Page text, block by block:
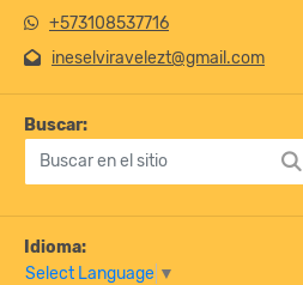
+573108537716
ineselviravelezt@gmail.com
Buscar:
Idioma:
Select Language ▼